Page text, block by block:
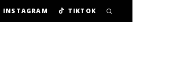
INSTAGRAM TIKTOK